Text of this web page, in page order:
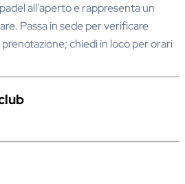
all'aperto e rappresenta un
Passa in sede per verificare
chiedi in loco per orari